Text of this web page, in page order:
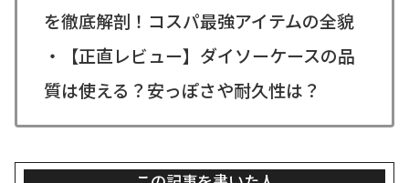
を徹底解剖！コスパ最強アイテムの全貌
・【正直レビュー】ダイソーケースの品
質は使える？安っぽさや耐久性は？